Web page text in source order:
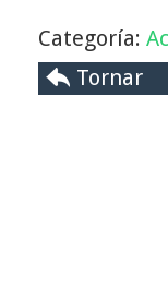
Categoría:
Tornar